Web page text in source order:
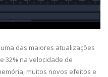
das maiores atualizações
32% na velocidade de
muitos novos efeitos e